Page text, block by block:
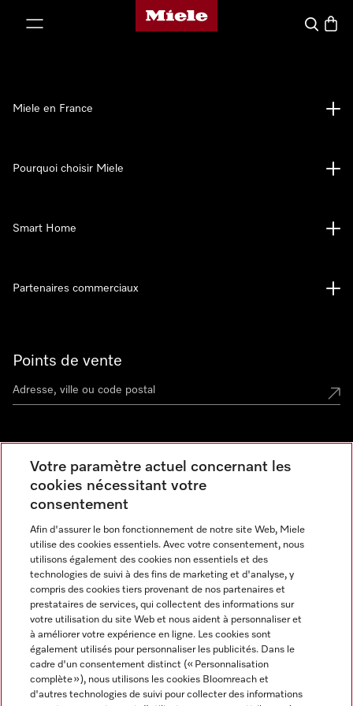
Page d'accueil Miele
Search
Points de vente
Découvrez la boutique Miele proche de chez vous
Newsletter
Miele en France
Pourquoi choisir Miele
Smart Home
Partenaires commerciaux
Miele sur Instagram
Miele sur Facebook
Miele sur Youtube
Votre paramètre actuel concernant les
cookies nécessitant votre
consentement
Afin d'assurer le bon fonctionnement de notre site Web, Miele
utilise des cookies essentiels. Avec votre consentement, nous
utilisons également des cookies non essentiels et des
technologies de suivi à des fins de marketing et d'analyse, y
compris des cookies tiers provenant de nos partenaires et
prestataires de services, qui collectent des informations sur
votre utilisation du site Web et nous aident à personnaliser et
à améliorer votre expérience en ligne. Les cookies sont
également utilisés pour personnaliser les publicités. Dans le
cadre d'un consentement distinct (« Personnalisation
complète »), nous utilisons les cookies Bloomreach et
d'autres technologies de suivi pour collecter des informations